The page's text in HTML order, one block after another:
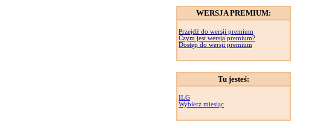
WERSJA PREMIUM:
Przejdź do wersji premium
Czym jest wersja premium?
Dostęp do wersji premium
Tu jesteś:
ILG
Wybierz miesiąc